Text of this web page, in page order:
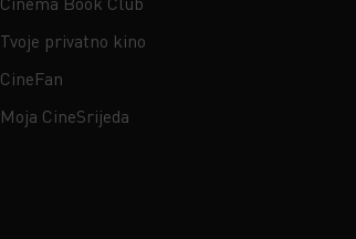
Tvoje privatno kino
CineFan
Moja CineSrijeda